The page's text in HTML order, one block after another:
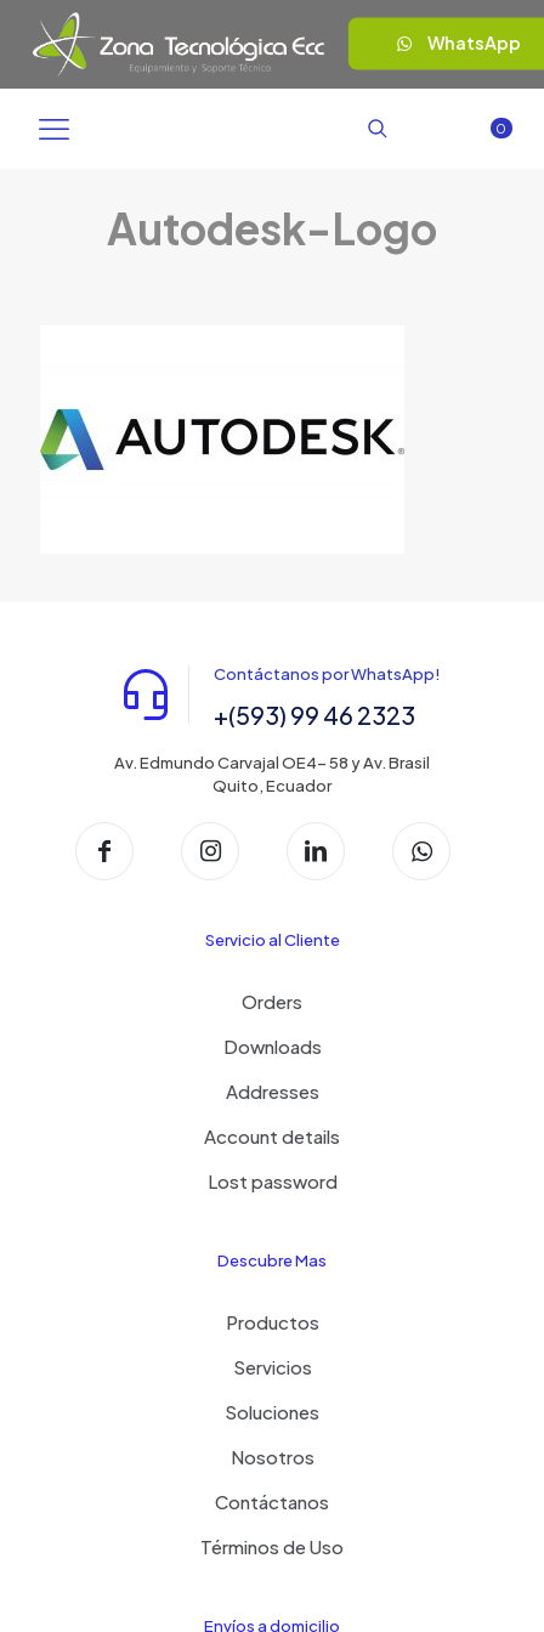
WhatsApp
0
Autodesk-Logo
Contáctanos por WhatsApp!
+(593) 99 46 2323
Av. Edmundo Carvajal OE4- 58 y Av. Brasil
Quito, Ecuador
Servicio al Cliente
Orders
Downloads
Addresses
Account details
Lost password
Descubre Mas
Productos
Servicios
Soluciones
Nosotros
Contáctanos
Términos de Uso
Envíos a domicilio